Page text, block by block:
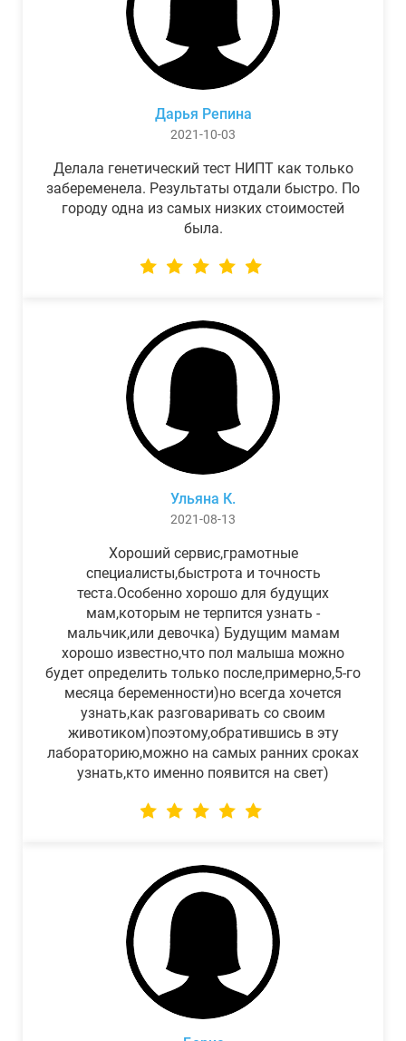
Дарья Репина
2021-10-03
Делала генетический тест НИПТ как только
забеременела. Результаты отдали быстро. По
городу одна из самых низких стоимостей
была.
Ульяна К.
2021-08-13
Хороший сервис,грамотные
специалисты,быстрота и точность
теста.Особенно хорошо для будущих
мам,которым не терпится узнать -
мальчик,или девочка) Будущим мамам
хорошо известно,что пол малыша можно
будет определить только после,примерно,5-го
месяца беременности)но всегда хочется
узнать,как разговаривать со своим
животиком)поэтому,обратившись в эту
лабораторию,можно на самых ранних сроках
узнать,кто именно появится на свет)